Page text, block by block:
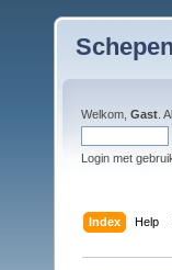
Welkom, Gast .
Login met
Index Help